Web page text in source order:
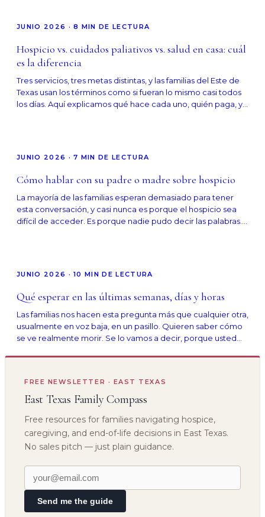
JUNIO 2026 ·8 MIN DE LECTURA
Hospicio vs. cuidados paliativos vs. salud en casa: cuál
es la diferencia
Tres servicios, tres metas distintas, y las familias del Este de
Texas usan los términos como si fueran lo mismo casi todos
los días. Aquí explicamos qué hace cada uno, quién paga, y
JUNIO 2026 ·7 MIN DE LECTURA
Cómo hablar con su padre o madre sobre hospicio
La mayoría de las familias esperan demasiado para tener
esta conversación, y casi nunca es porque el hospicio sea
difícil de acceder. Es porque nadie pudo decir las palabras.
JUNIO 2026 ·10 MIN DE LECTURA
Qué esperar en las últimas semanas, días y horas
Las familias nos hacen esta pregunta más que cualquier otra,
usualmente en voz baja, en un pasillo. Quieren saber cómo
se ve realmente morir. Se lo vamos a decir, porque usted
FREE NEWSLETTER · EAST TEXAS
East Texas Family Compass
Free resources for families navigating hospice,
caregiving, and end-of-life decisions in East Texas.
No sales pitch — just plain guidance.
Send me the guide